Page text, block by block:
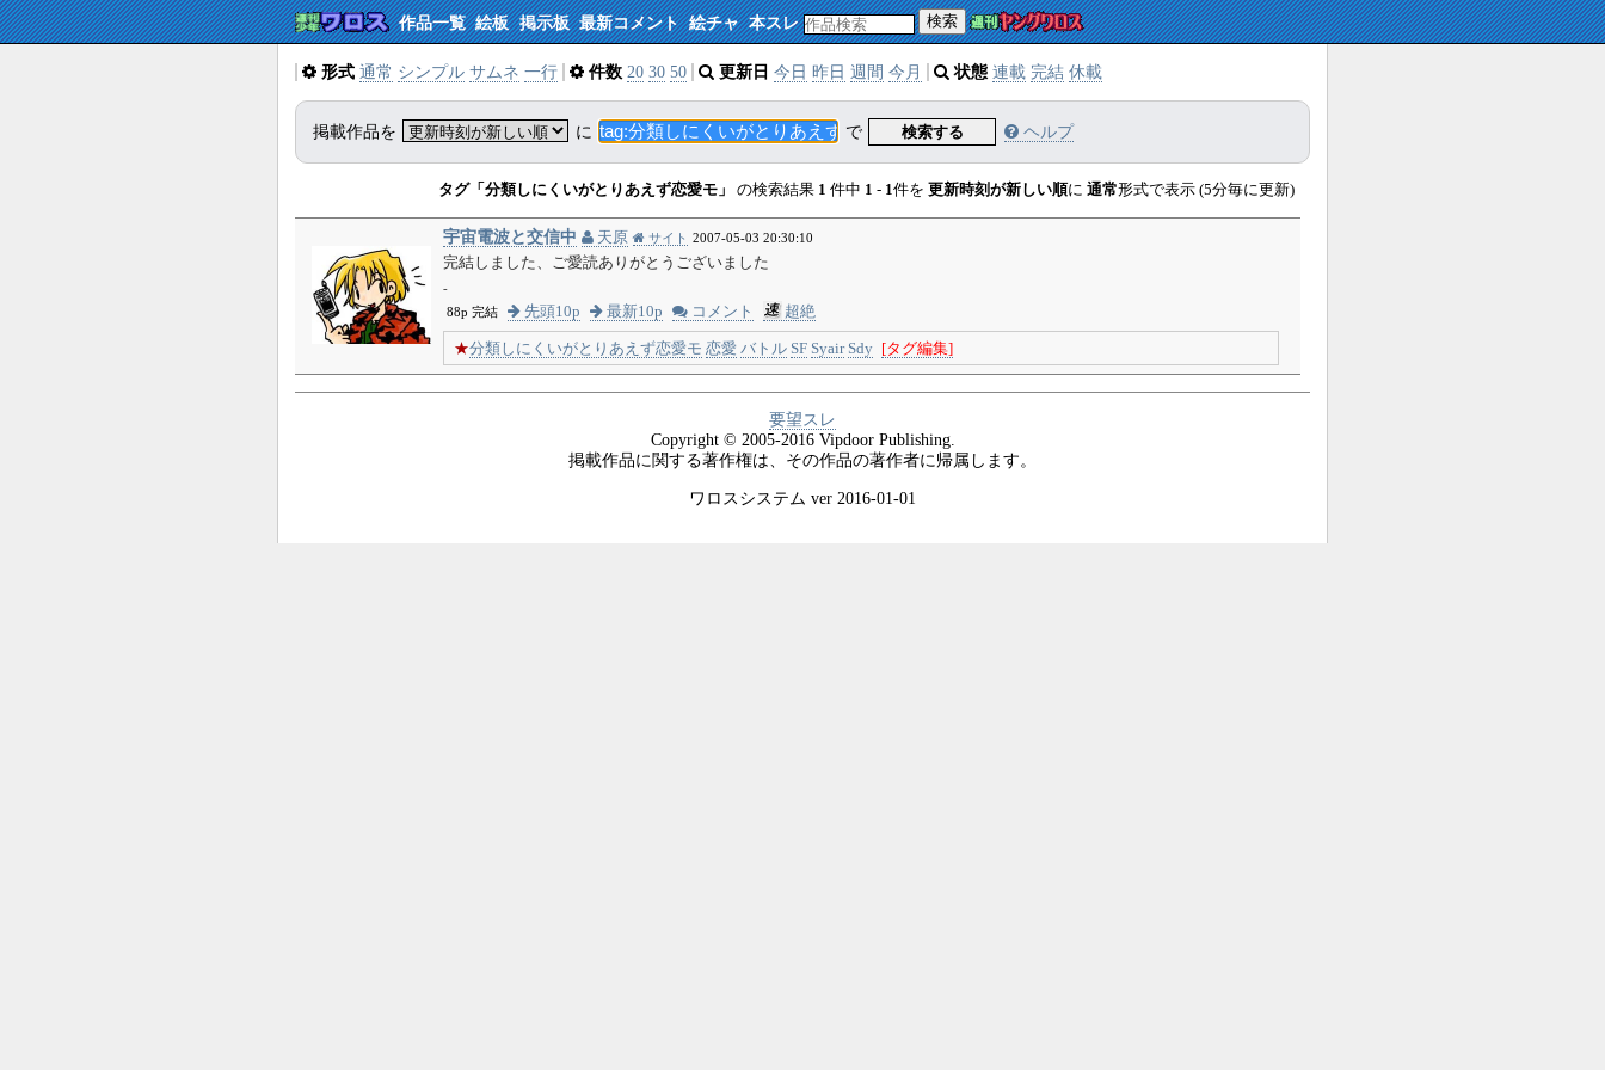
作品一覧 絵板 掲示板 最新コメント 絵チャ 本スレ 検索
形式 通常 シンプル サムネ 一行 件数 20 30 50 更新日 今日 昨日 週間 今月 状態 連載 完結 休載
掲載作品を に で 検索する ヘルプ
タグ「分類しにくいがとりあえず恋愛モ」 の検索結果 1 件中 1 - 1件を 更新時刻が新しい順に通常形式で表示 (5分毎に更新)
宇宙電波と交信中 天原 サイト 2007-05-03 20:30:10
完結しました、ご愛読ありがとうございました
-
88p 完結
先頭10p 最新10p コメント 超絶
★分類しにくいがとりあえず恋愛モ 恋愛 バトル SF Syair Sdy [タグ編集]
要望スレ
Copyright © 2005-2016 Vipdoor Publishing.
掲載作品に関する著作権は、その作品の著作者に帰属します。
ワロスシステム ver 2016-01-01